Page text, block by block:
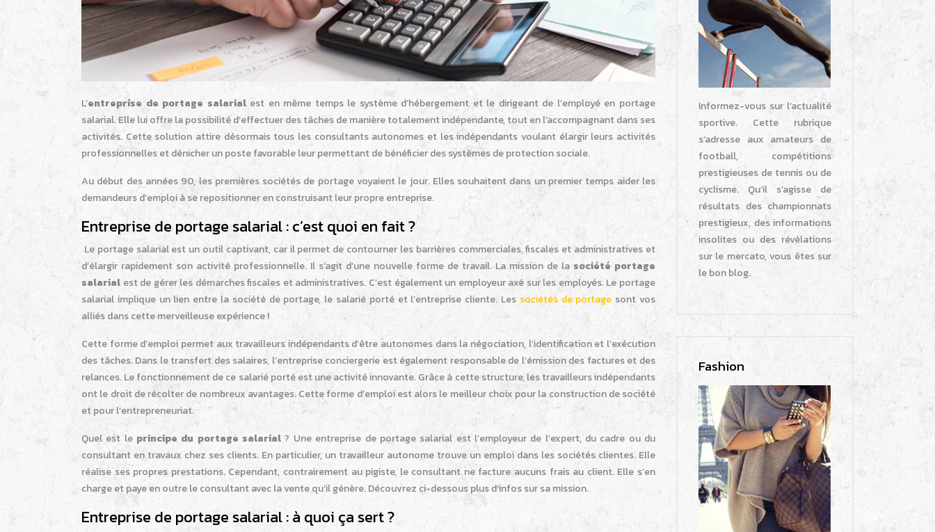
L’entreprise de portage salarial est en même temps le système d’hébergement et le dirigeant de l’employé en portage
salarial. Elle lui offre la possibilité d’effectuer des tâches de manière totalement indépendante, tout en l’accompagnant dans ses
activités. Cette solution attire désormais tous les consultants autonomes et les indépendants voulant élargir leurs activités
professionnelles et dénicher un poste favorable leur permettant de bénéficier des systèmes de protection sociale.
Au début des années 90, les premières sociétés de portage voyaient le jour. Elles souhaitent dans un premier temps aider les
demandeurs d’emploi à se repositionner en construisant leur propre entreprise.
Entreprise de portage salarial : c’est quoi en fait ?
Le portage salarial est un outil captivant, car il permet de contourner les barrières commerciales, fiscales et administratives et
d’élargir rapidement son activité professionnelle. Il s’agit d’une nouvelle forme de travail. La mission de la société portage
salarial est de gérer les démarches fiscales et administratives. C’est également un employeur axé sur les employés. Le portage
salarial implique un lien entre la société de portage, le salarié porté et l’entreprise cliente. Les sociétés de portage sont vos
alliés dans cette merveilleuse expérience !
Cette forme d’emploi permet aux travailleurs indépendants d’être autonomes dans la négociation, l’identification et l’exécution
des tâches. Dans le transfert des salaires, l’entreprise conciergerie est également responsable de l’émission des factures et des
relances. Le fonctionnement de ce salarié porté est une activité innovante. Grâce à cette structure, les travailleurs indépendants
ont le droit de récolter de nombreux avantages. Cette forme d’emploi est alors le meilleur choix pour la construction de société
et pour l’entrepreneuriat.
Quel est le principe du portage salarial ? Une entreprise de portage salarial est l’employeur de l’expert, du cadre ou du
consultant en travaux chez ses clients. En particulier, un travailleur autonome trouve un emploi dans les sociétés clientes. Elle
réalise ses propres prestations. Cependant, contrairement au pigiste, le consultant ne facture aucuns frais au client. Elle s’en
charge et paye en outre le consultant avec la vente qu’il génère. Découvrez ci-dessous plus d’infos sur sa mission.
Entreprise de portage salarial : à quoi ça sert ?
Informez-vous sur l’actualité
sportive. Cette rubrique
s’adresse aux amateurs de
football, compétitions
prestigieuses de tennis ou de
cyclisme. Qu’il s’agisse de
résultats des championnats
prestigieux, des informations
insolites ou des révélations
sur le mercato, vous êtes sur
le bon blog.
Fashion